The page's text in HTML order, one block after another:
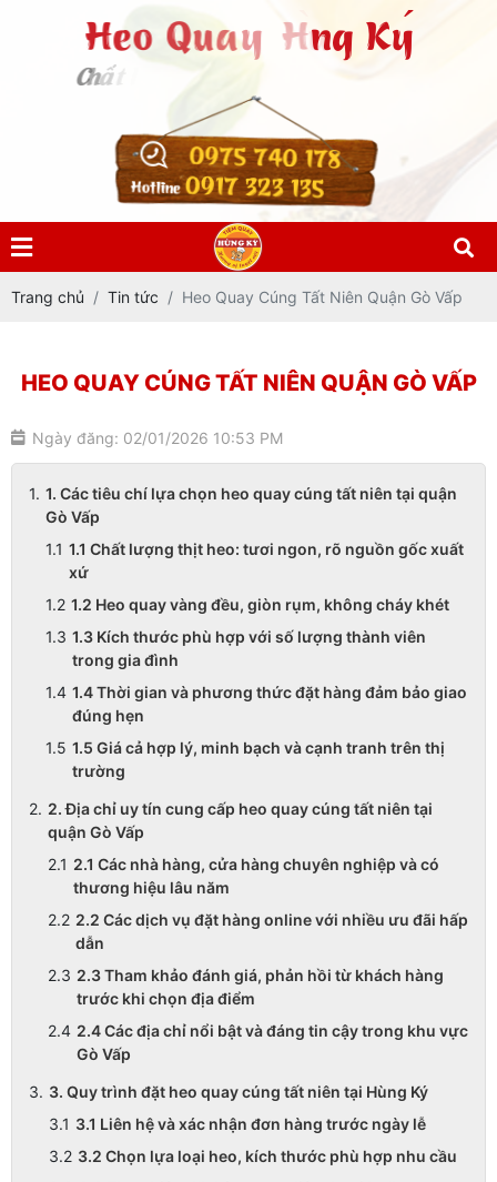
0975 740 178
Hotline0917 323 135
Trang chủ Tin tức Heo Quay Cúng Tất Niên Quận Gò Vấp
HEO QUAY CÚNG TẤT NIÊN QUẬN GÒ VẤP
Ngày đăng: 02/01/2026 10:53 PM
1. Các tiêu chí lựa chọn heo quay cúng tất niên tại quận
Gò Vấp
1.1 Chất lượng thịt heo: tươi ngon, rõ nguồn gốc xuất
xứ
1.2 Heo quay vàng đều, giòn rụm, không cháy khét
1.3 Kích thước phù hợp với số lượng thành viên
trong gia đình
1.4 Thời gian và phương thức đặt hàng đảm bảo giao
đúng hẹn
1.5 Giá cả hợp lý, minh bạch và cạnh tranh trên thị
trường
2. Địa chỉ uy tín cung cấp heo quay cúng tất niên tại
quận Gò Vấp
2.1 Các nhà hàng, cửa hàng chuyên nghiệp và có
thương hiệu lâu năm
2.2 Các dịch vụ đặt hàng online với nhiều ưu đãi hấp
dẫn
2.3 Tham khảo đánh giá, phản hồi từ khách hàng
trước khi chọn địa điểm
2.4 Các địa chỉ nổi bật và đáng tin cậy trong khu vực
Gò Vấp
3. Quy trình đặt heo quay cúng tất niên tại Hùng Ký
3.1 Liên hệ và xác nhận đơn hàng trước ngày lễ
3.2 Chọn lựa loại heo, kích thước phù hợp nhu cầu